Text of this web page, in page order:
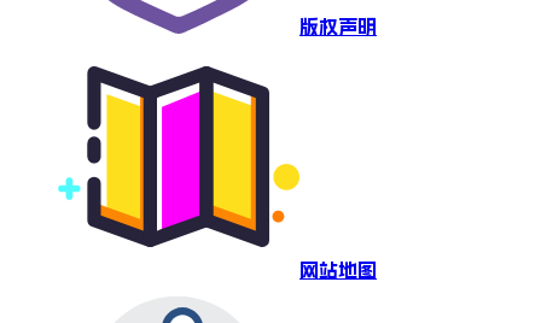
版权声明
网站地图